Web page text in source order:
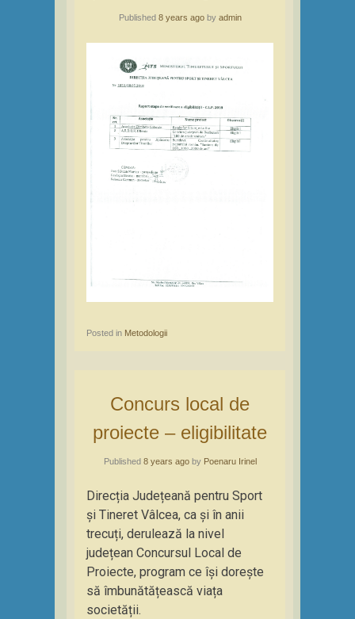
Published 8 years agoby admin
Posted in Metodologii
Concurs local de
proiecte – eligibilitate
Published 8 years agoby Poenaru Irinel
Direcția Județeană pentru Sport
și Tineret Vâlcea, ca și în anii
trecuți, derulează la nivel
județean Concursul Local de
Proiecte, program ce își dorește
să îmbunătățească viața
societății.